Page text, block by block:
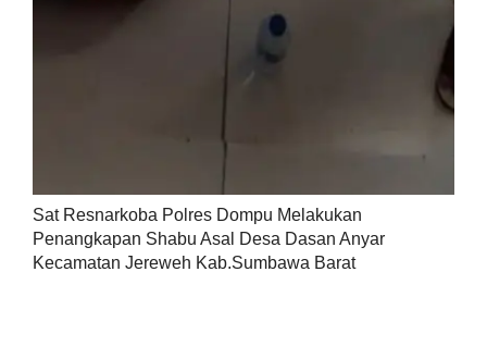
Sat Resnarkoba Polres Dompu Melakukan
Penangkapan Shabu Asal Desa Dasan Anyar
Kecamatan Jereweh Kab.Sumbawa Barat